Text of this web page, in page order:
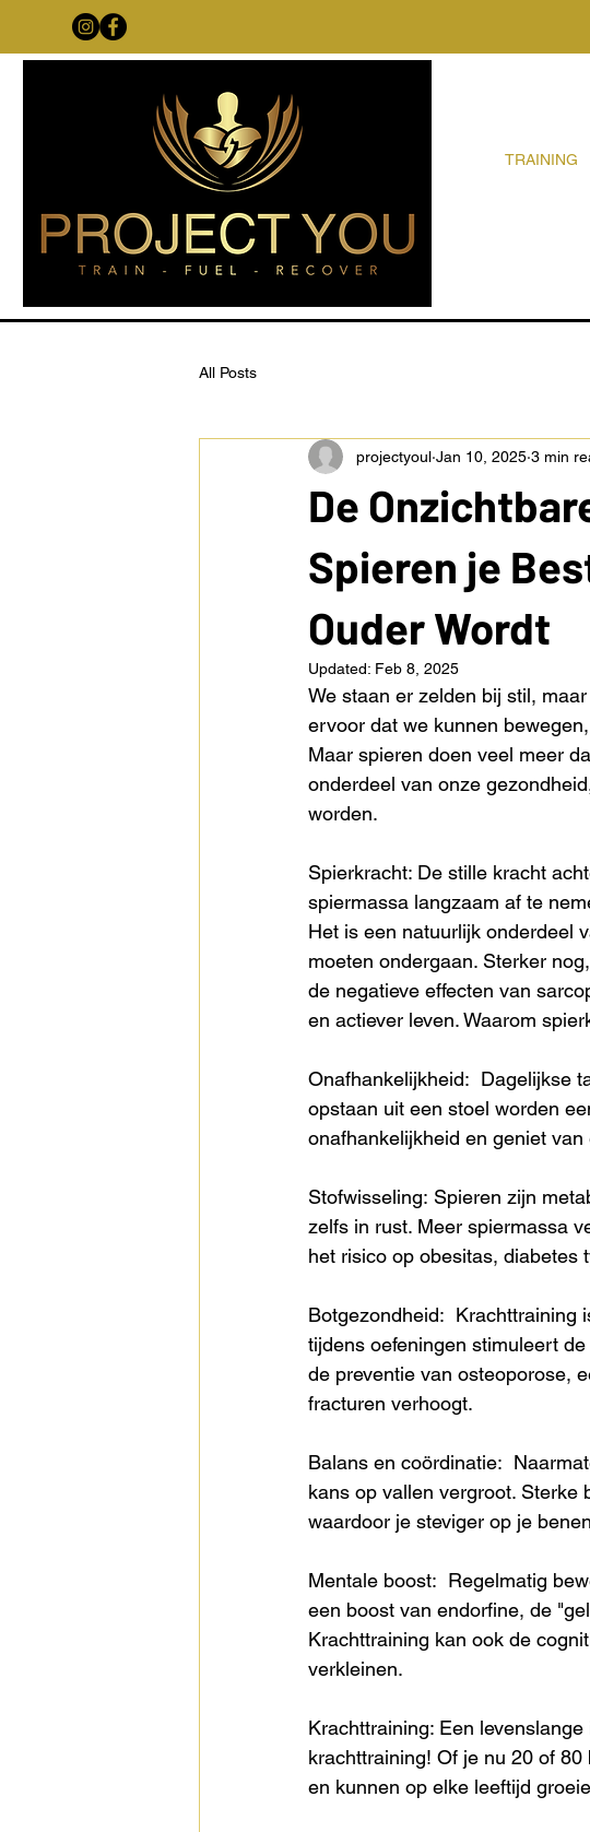
TRAINING
All Posts
De
Spieren je
Ouder Wordt
projectyoul Jan 10, 2025 3 min
Updated: Feb 8, 2025
We staan er zelden bij stil,
ervoor dat we kunnen
Maar spieren doen veel meer
onderdeel van onze
worden.
Spierkracht: De stille kracht
spiermassa langzaam af te
Het is een natuurlijk onderdeel
moeten ondergaan. Sterker
de negatieve effecten van
en actiever leven. Waarom
Onafhankelijkheid:  Dagelijkse
opstaan uit een stoel worden
onafhankelijkheid en geniet
Stofwisseling: Spieren zijn
zelfs in rust. Meer spiermassa
het risico op obesitas, diabetes
Botgezondheid:
tijdens oefeningen stimuleert
de preventie van osteoporose,
fracturen verhoogt.
Balans en coördinatie:
kans op vallen vergroot. Sterke
waardoor je steviger op je
Mentale boost:  Regelmatig
een boost van endorfine, de
Krachttraining kan ook de
verkleinen.
Krachttraining: Een
krachttraining! Of je nu 20 of
en kunnen op elke leeftijd